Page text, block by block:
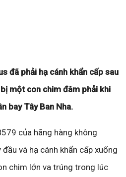
đã phải hạ cánh khẩn cấp sau
một con chim đâm phải khi
bay Tây Ban Nha.
của hãng hàng không
và hạ cánh khẩn cấp xuống
chim lớn va trúng trong lúc